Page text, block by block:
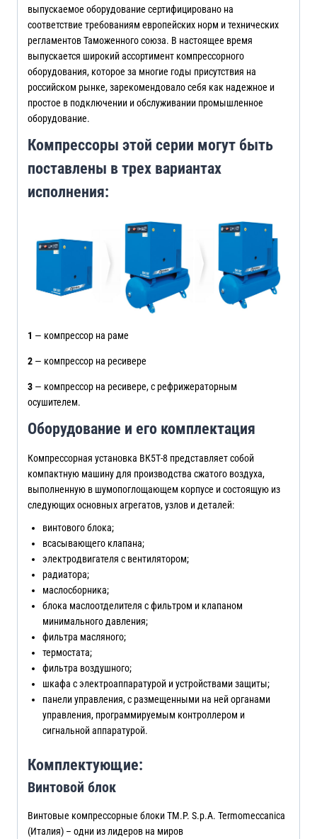
выпускаемое оборудование сертифицировано на
соответствие требованиям европейских норм и технических
регламентов Таможенного союза. В настоящее время
выпускается широкий ассортимент компрессорного
оборудования, которое за многие годы присутствия на
российском рынке, зарекомендовало себя как надежное и
простое в подключении и обслуживании промышленное
оборудование.
Компрессоры этой серии могут быть
поставлены в трех вариантах
исполнения:
1 — компрессор на раме
2 — компрессор на ресивере
3 — компрессор на ресивере, с рефрижераторным
осушителем.
Оборудование и его комплектация
Компрессорная установка ВК5Т-8 представляет собой
компактную машину для производства сжатого воздуха,
выполненную в шумопоглощающем корпусе и состоящую из
следующих основных агрегатов, узлов и деталей:
винтового блока;
всасывающего клапана;
электродвигателя с вентилятором;
радиатора;
маслосборника;
блока маслоотделителя с фильтром и клапаном
минимального давления;
фильтра масляного;
термостата;
фильтра воздушного;
шкафа с электроаппаратурой и устройствами защиты;
панели управления, с размещенными на ней органами
управления, программируемым контроллером и
сигнальной аппаратурой.
Комплектующие:
Винтовой блок
Винтовые компрессорные блоки TM.P. S.p.A. Termomeccanica
(Италия) – одни из лидеров на миров